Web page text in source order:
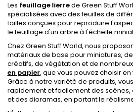
Les feuillage lierrede Green Stuff
spécialisées avec des feuilles de
tailles conçues pour reproduire
le feuillage d'un arbre à l'échelle
Chez Green Stuff World, nous
matériaux de base pour miniatures,
créatifs, de végétation et de
en papier, que vous pouvez choisir
Grâce à notre variété de produits,
rapidement et facilement des scènes,
et des dioramas, en portant le